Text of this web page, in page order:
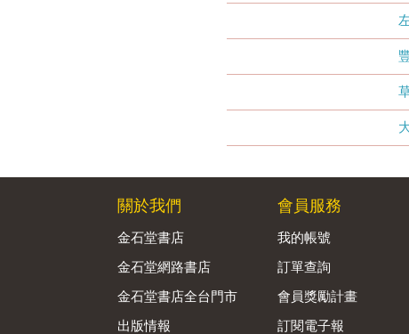
關於我們
金石堂書店
金石堂網路書店
金石堂書店全台門市
出版情報
會員服務
我的帳號
訂單查詢
會員獎勵計畫
訂閱電子報